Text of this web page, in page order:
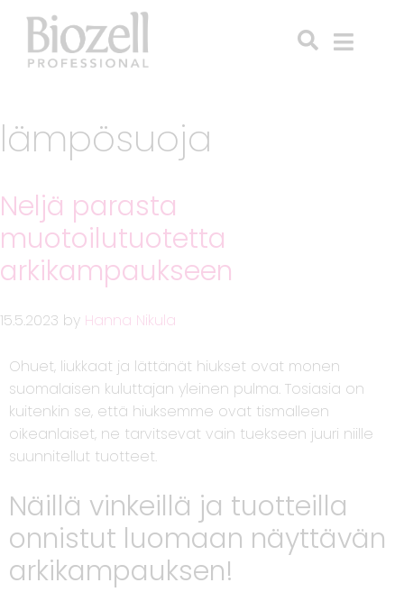
lämpösuoja
Neljä parasta
muotoilutuotetta
arkikampaukseen
15.5.2023 by Hanna Nikula
Ohuet, liukkaat ja lättänät hiukset ovat monen
suomalaisen kuluttajan yleinen pulma. Tosiasia on
kuitenkin se, että hiuksemme ovat tismalleen
oikeanlaiset, ne tarvitsevat vain tuekseen juuri niille
suunnitellut tuotteet.
Näillä vinkeillä ja tuotteilla
onnistut luomaan näyttävän
arkikampauksen!